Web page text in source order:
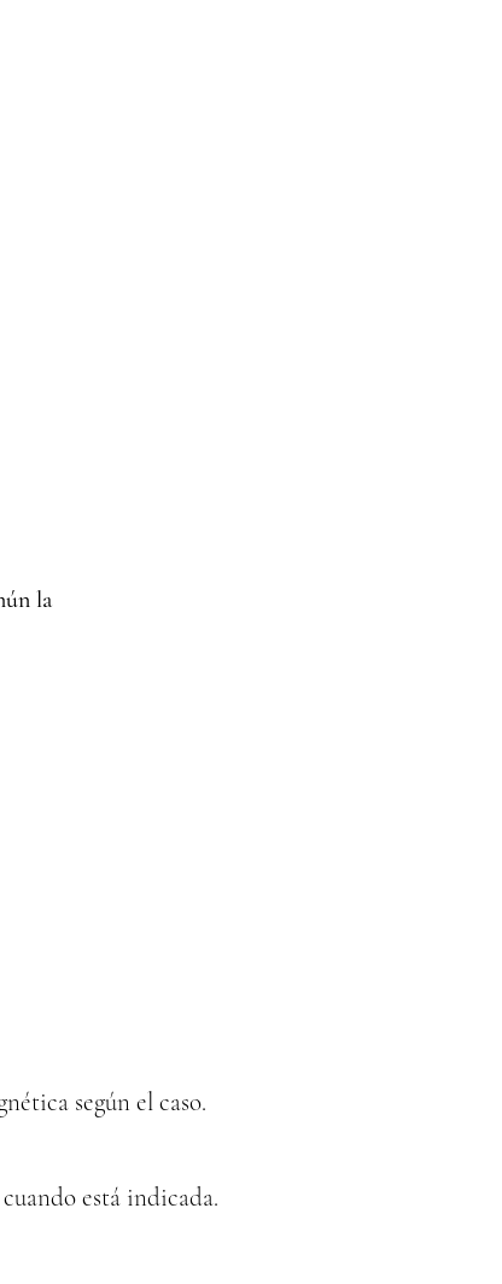
la
según el caso.
está indicada.